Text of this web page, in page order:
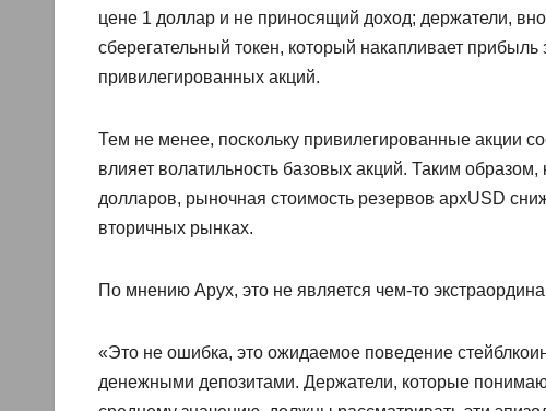
цене 1 доллар и не приносящий доход; держатели,
сберегательный токен, который накапливает
привилегированных акций.
Тем не менее, поскольку привилегированные акции
влияет волатильность базовых акций. Таким
долларов, рыночная стоимость резервов apxUSD
вторичных рынках.
По мнению Apyx, это не является чем-то
«Это не ошибка, это ожидаемое поведение
денежными депозитами. Держатели, которые